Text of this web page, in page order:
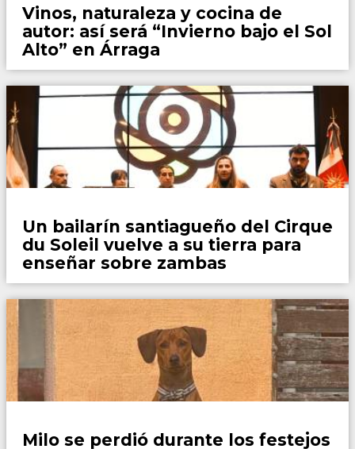
Vinos, naturaleza y cocina de
autor: así será “Invierno bajo el Sol
Alto” en Árraga
Un bailarín santiagueño del Cirque
du Soleil vuelve a su tierra para
enseñar sobre zambas
Milo se perdió durante los festejos